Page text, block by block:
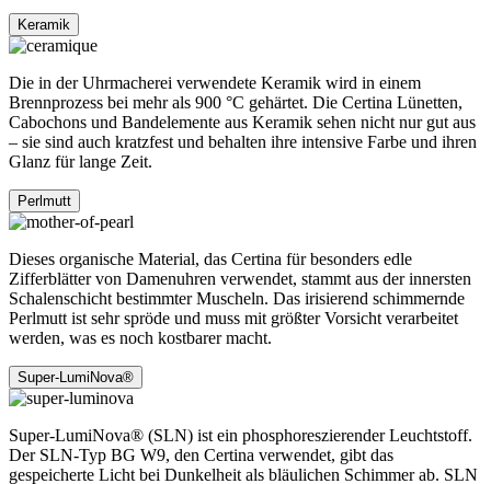
Keramik
Die in der Uhrmacherei verwendete Keramik wird in einem
Brennprozess bei mehr als 900 °C gehärtet. Die Certina Lünetten,
Cabochons und Bandelemente aus Keramik sehen nicht nur gut aus
– sie sind auch kratzfest und behalten ihre intensive Farbe und ihren
Glanz für lange Zeit.
Perlmutt
Dieses organische Material, das Certina für besonders edle
Zifferblätter von Damenuhren verwendet, stammt aus der innersten
Schalenschicht bestimmter Muscheln. Das irisierend schimmernde
Perlmutt ist sehr spröde und muss mit größter Vorsicht verarbeitet
werden, was es noch kostbarer macht.
Super-LumiNova®
Super-LumiNova® (SLN) ist ein phosphoreszierender Leuchtstoff.
Der SLN-Typ BG W9, den Certina verwendet, gibt das
gespeicherte Licht bei Dunkelheit als bläulichen Schimmer ab. SLN